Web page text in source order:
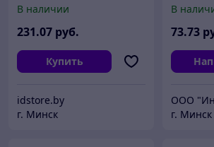
В наличии
231.07 руб.
Купить
idstore.by
г. Минск
В
73.73
ООО
г. Минск